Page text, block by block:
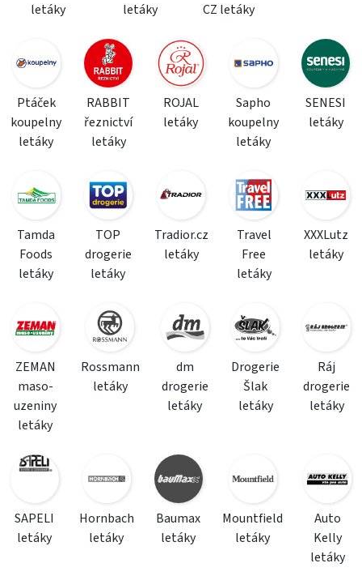
letáky
letáky
CZ letáky
Ptáček
koupelny
letáky
RABBIT
řeznictví
letáky
ROJAL
letáky
Sapho
koupelny
letáky
SENESI
letáky
Tamda
Foods
letáky
TOP
drogerie
letáky
Tradior.cz
letáky
Travel
Free
letáky
XXXLutz
letáky
ZEMAN
maso-
uzeniny
letáky
Rossmann
letáky
dm
drogerie
letáky
Drogerie
Šlak
letáky
Ráj
drogerie
letáky
SAPELI
letáky
Hornbach
letáky
Baumax
letáky
Mountfield
letáky
Auto
Kelly
letáky